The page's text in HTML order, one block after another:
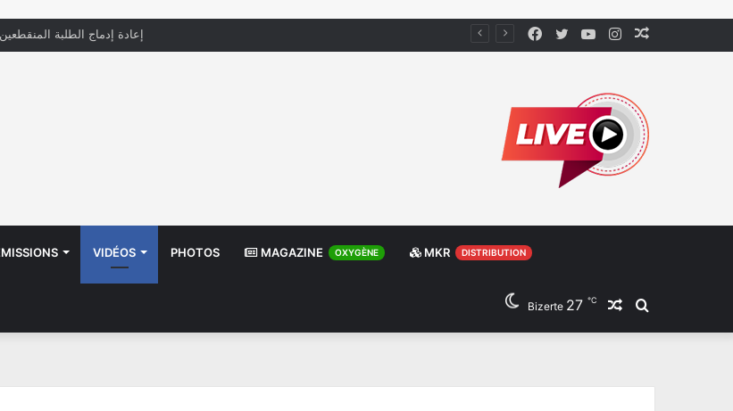
إعادة إدماج الطلبة Instagram
YouTube
Twitter
Facebook
VIDÉOS PHOTOS MAGAZINE OXYGÈNE MKR DISTRIBUTION
Rechercher
Article
Bizerte 27 ℃